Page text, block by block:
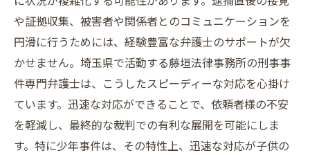
や証拠収集、被害者や関係者とのコミュニケーションを
円滑に行うためには、経験豊富な弁護士のサポートが欠
かせません。埼玉県で活動する藤垣法律事務所の刑事事
件専門弁護士は、こうしたスピーディーな対応を心掛け
ています。迅速な対応ができることで、依頼者様の不安
を軽減し、最終的な裁判での有利な展開を可能にしま
す。特に少年事件は、その特性上、迅速な対応が子供の